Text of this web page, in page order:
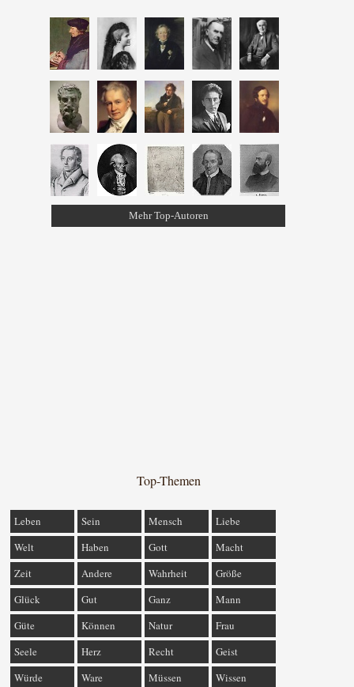
Mehr Top-Autoren
Top-Themen
Leben Sein Mensch
Liebe
Welt
Haben Gott
Macht
Zeit
Andere Wahrheit
Größe
Glück
Gut Ganz
Mann
Güte
Können Natur
Frau
Seele
Herz Recht
Geist
Würde
Ware Müssen Wissen